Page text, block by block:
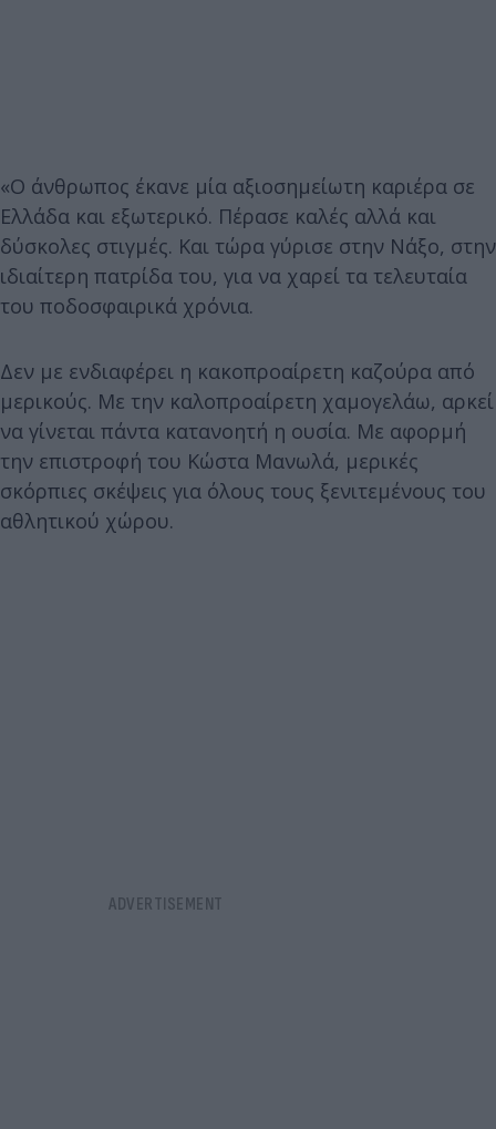
«Ο άνθρωπος έκανε μία αξιοσημείωτη καριέρα σε
Ελλάδα και εξωτερικό. Πέρασε καλές αλλά και
δύσκολες στιγμές. Και τώρα γύρισε στην Νάξο, στην
ιδιαίτερη πατρίδα του, για να χαρεί τα τελευταία
του ποδοσφαιρικά χρόνια.
Δεν με ενδιαφέρει η κακοπροαίρετη καζούρα από
μερικούς. Με την καλοπροαίρετη χαμογελάω, αρκεί
να γίνεται πάντα κατανοητή η ουσία. Με αφορμή
την επιστροφή του Κώστα Μανωλά, μερικές
σκόρπιες σκέψεις για όλους τους ξενιτεμένους του
αθλητικού χώρου.